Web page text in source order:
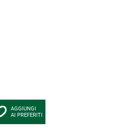
AGGIUNGI
AI PREFERITI